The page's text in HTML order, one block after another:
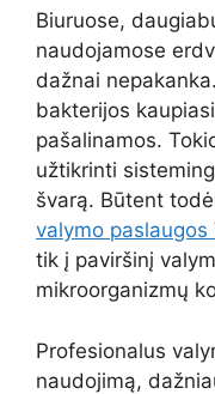
Biuruose,
naudojamose
dažnai
bakterijos
pašalinamos.
užtikrinti
švarą. Būtent
valymo paslaugos
tik į paviršinį
mikroorganizmų
Profesionalus
naudojimą,